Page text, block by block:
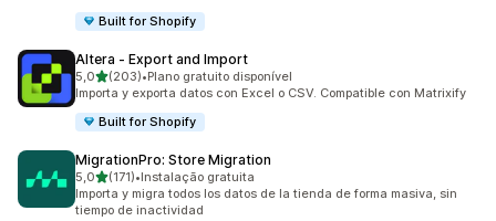
Built for Shopify
Altera ‑ Export and Import
5,0de 5 estrelas
(203)
203 total de avaliações
•Plano gratuito disponível
Importa y exporta datos con Excel o CSV. Compatible con Matrixify
Built for Shopify
MigrationPro: Store Migration
5,0de 5 estrelas
(171)
171 total de avaliações
•Instalação gratuita
Importa y migra todos los datos de la tienda de forma masiva, sin
tiempo de inactividad